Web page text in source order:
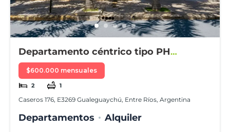
Departamento céntrico tipo PH
amueblado
$600.000 mensuales
2 1
Caseros 176, E3269 Gualeguaychú, Entre Ríos, Argentina
Departamentos Alquiler